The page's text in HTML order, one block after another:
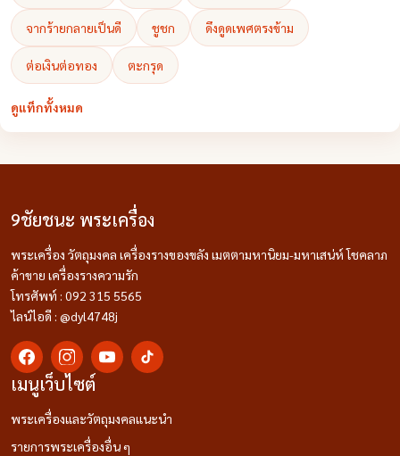
จากร้ายกลายเป็นดี ชูชก ดึงดูดเพศตรงข้าม
ต่อเงินต่อทอง ตะกรุด
ดูแท็กทั้งหมด
9ชัยชนะ พระเครื่อง
พระเครื่อง วัตถุมงคล เครื่องรางของขลัง เมตตามหานิยม-มหาเสน่ห์ โชคลาภ
ค้าขาย เครื่องรางความรัก
โทรศัพท์ : 092 315 5565
ไลน์ไอดี : @dyl4748j
เมนูเว็บไซต์
พระเครื่องและวัตถุมงคลแนะนำ
รายการพระเครื่องอื่น ๆ